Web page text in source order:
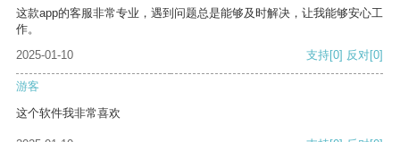
这款app的客服非常专业，遇到问题总是能够及时解决，让我能够安心工
作。
2025-01-10
支持[0] 反对[0]
游客
这个软件我非常喜欢